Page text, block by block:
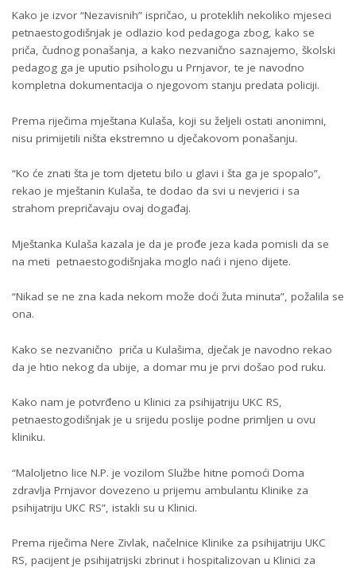
Kako je izvor “Nezavisnih” ispričao, u proteklih nekoliko mjeseci
petnaestogodišnjak je odlazio kod pedagoga zbog, kako se
priča, čudnog ponašanja, a kako nezvanično saznajemo, školski
pedagog ga je uputio psihologu u Prnjavor, te je navodno
kompletna dokumentacija o njegovom stanju predata policiji.
Prema riječima mještana Kulaša, koji su željeli ostati anonimni,
nisu primijetili ništa ekstremno u dječakovom ponašanju.
“Ko će znati šta je tom djetetu bilo u glavi i šta ga je spopalo”,
rekao je mještanin Kulaša, te dodao da svi u nevjerici i sa
strahom prepričavaju ovaj događaj.
Mještanka Kulaša kazala je da je prođe jeza kada pomisli da se
na meti petnaestogodišnjaka moglo naći i njeno dijete.
“Nikad se ne zna kada nekom može doći žuta minuta”, požalila se
ona.
Kako se nezvanično priča u Kulašima, dječak je navodno rekao
da je htio nekog da ubije, a domar mu je prvi došao pod ruku.
Kako nam je potvrđeno u Klinici za psihijatriju UKC RS,
petnaestogodišnjak je u srijedu poslije podne primljen u ovu
kliniku.
“Maloljetno lice N.P. je vozilom Službe hitne pomoći Doma
zdravlja Prnjavor dovezeno u prijemu ambulantu Klinike za
psihijatriju UKC RS”, istakli su u Klinici.
Prema riječima Nere Zivlak, načelnice Klinike za psihijatriju UKC
RS, pacijent je psihijatrijski zbrinut i hospitalizovan u Klinici za